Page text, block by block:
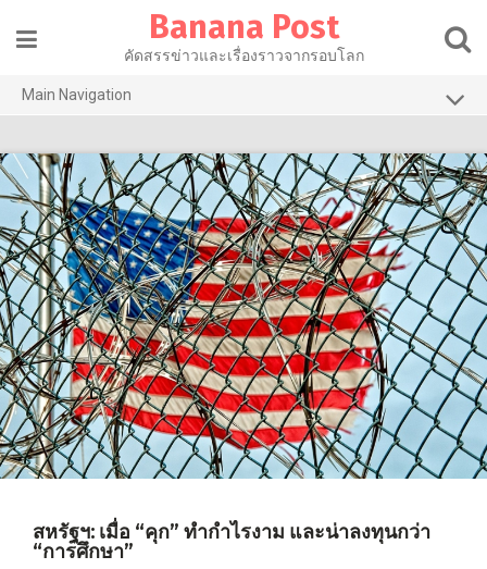
content
Banana Post
คัดสรรข่าวและเรื่องราวจากรอบโลก
Main Navigation
เศรษฐกิจ
สาธารณสุข
ไลฟ์สไตล์
วัฒนธรรม
เทคโนโลยี
บานาน่ารีวิว
สหรัฐฯ: เมื่อ “คุก” ทำกำไรงาม และน่าลงทุนกว่า
“การศึกษา”